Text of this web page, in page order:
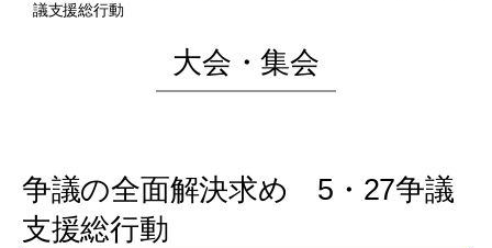
議支援総行動
大会・集会
争議の全面解決求め 5・27争議
支援総行動